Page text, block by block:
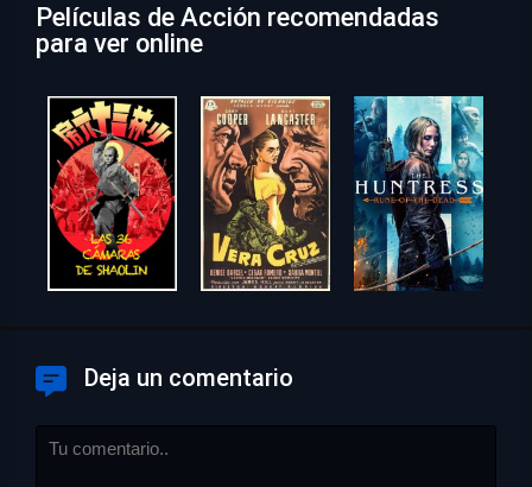
Películas de Acción recomendadas
para ver online
Deja un comentario